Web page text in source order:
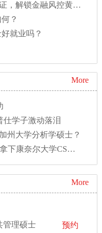
波士顿大学精算硕士：STEM认证，解锁金融风控黄金赛道
？
就业吗？
More
仕学子激动落泪
州大学分析学硕士？
凸显科研强项！美本Q同学成功拿下康奈尔大学CS硕士录取！
More
管理硕士
预约